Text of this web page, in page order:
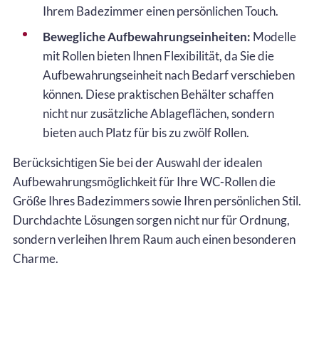
Ihrem Badezimmer einen persönlichen Touch.
Bewegliche Aufbewahrungseinheiten: Modelle
mit Rollen bieten Ihnen Flexibilität, da Sie die
Aufbewahrungseinheit nach Bedarf verschieben
können. Diese praktischen Behälter schaffen
nicht nur zusätzliche Ablageflächen, sondern
bieten auch Platz für bis zu zwölf Rollen.
Berücksichtigen Sie bei der Auswahl der idealen
Aufbewahrungsmöglichkeit für Ihre WC-Rollen die
Größe Ihres Badezimmers sowie Ihren persönlichen Stil.
Durchdachte Lösungen sorgen nicht nur für Ordnung,
sondern verleihen Ihrem Raum auch einen besonderen
Charme.